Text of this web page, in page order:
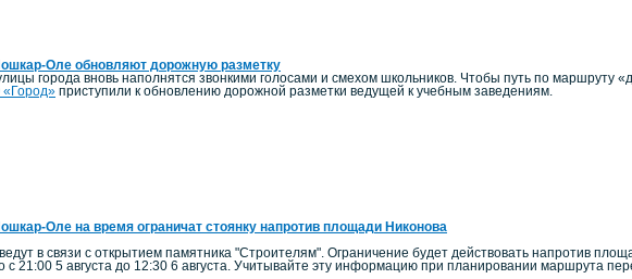
Оле обновляют дорожную разметку
города вновь наполнятся звонкими голосами и смехом школьников. Чтобы путь по маршруту
приступили к обновлению дорожной разметки ведущей к учебным заведениям.
Оле на время ограничат стоянку напротив площади Никонова
в связи с открытием памятника "Строителям". Ограничение будет действовать напротив
с 21:00 5 августа до 12:30 6 августа. Учитывайте эту информацию при планировании маршрута